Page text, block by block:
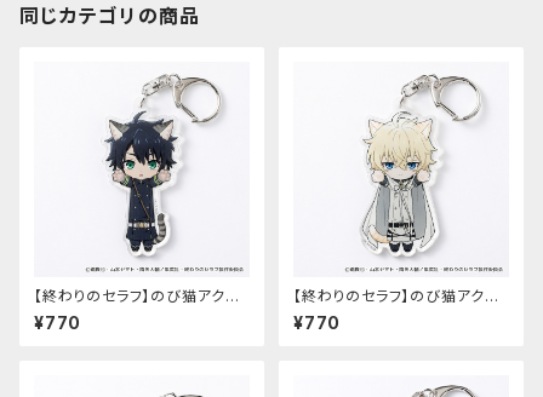
同じカテゴリの商品
【終わりのセラフ】のび猫アクリ
ルキーホルダー（百夜優一郎）
¥770
【終わりのセラフ】のび猫アクリ
ルキーホルダー（百夜ミカエラ）
¥770